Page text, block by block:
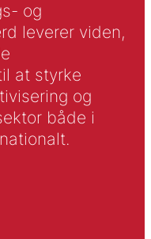
og
leverer viden,
at styrke
og
både i